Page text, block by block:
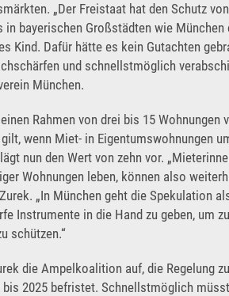
„Der Freistaat hat den Schutz
in bayerischen Großstädten wie
Kind. Dafür hätte es kein Gutachten
und schnellstmöglich
München.
Rahmen von drei bis 15 Wohnungen
wenn Miet- in Eigentumswohnungen
nun den Wert von zehn vor.
Wohnungen leben, können also
„In München geht die Spekulation
Instrumente in die Hand zu geben, um
schützen.“
die Ampelkoalition auf, die Regelung
2025 befristet. Schnellstmöglich